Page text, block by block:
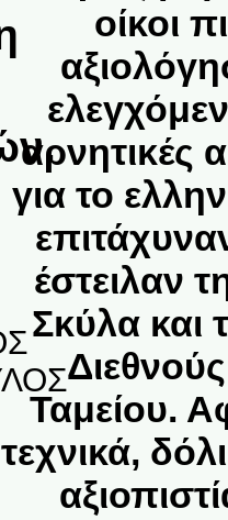
οίκοι
αρνητικές
για το
επιτάχυναν
έστειλαν
Σκύλα και
Ταμείου.
τεχνικά,